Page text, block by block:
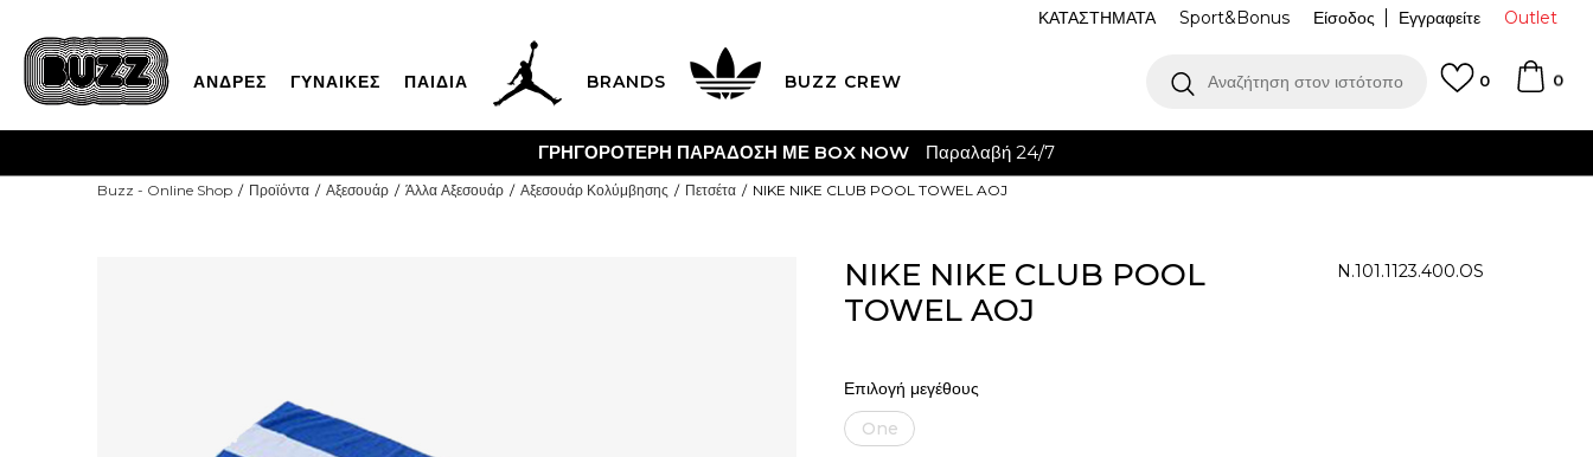
Outlet
Είσοδος Εγγραφείτε
ΚΑΤΑΣΤΗΜΑΤΑ Sport&Bonus
ΑΝΔΡΕΣ ΓΥΝΑΙΚΕΣ ΠΑΙΔΙΑ BRANDS BUZZ CREW Αναζήτηση στον ιστότοπο 0
0
ΓΡΗΓΟΡΟΤΕΡΗ ΠΑΡΑΔΟΣΗ ΜΕ BOX NOW Παραλαβή 24/7
Buzz - Online Shop Προϊόντα Αξεσουάρ Άλλα Αξεσουάρ Αξεσουάρ Κολύμβησης Πετσέτα NIKE NIKE CLUB POOL TOWEL AOJ
NIKE NIKE CLUB POOL
TOWEL AOJ
N.101.1123.400.OS
Επιλογή μεγέθους
One